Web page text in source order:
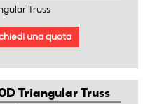
Truss
una quota
Triangular Truss